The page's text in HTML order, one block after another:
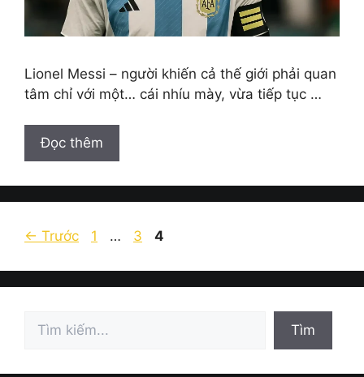
Lionel Messi – người khiến cả thế giới phải quan
tâm chỉ với một… cái nhíu mày, vừa tiếp tục …
Đọc thêm
← Trước Trang
1 … Trang
3 Trang
4
Tìm
Tìm